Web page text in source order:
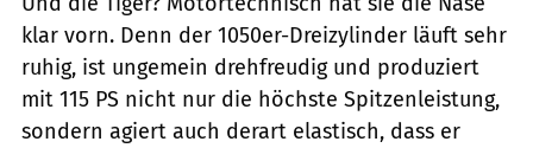
klar vorn. Denn der 1050er-Dreizylinder läuft sehr
ruhig, ist ungemein drehfreudig und produziert
mit 115 PS nicht nur die höchste Spitzenleistung,
sondern agiert auch derart elastisch, dass er